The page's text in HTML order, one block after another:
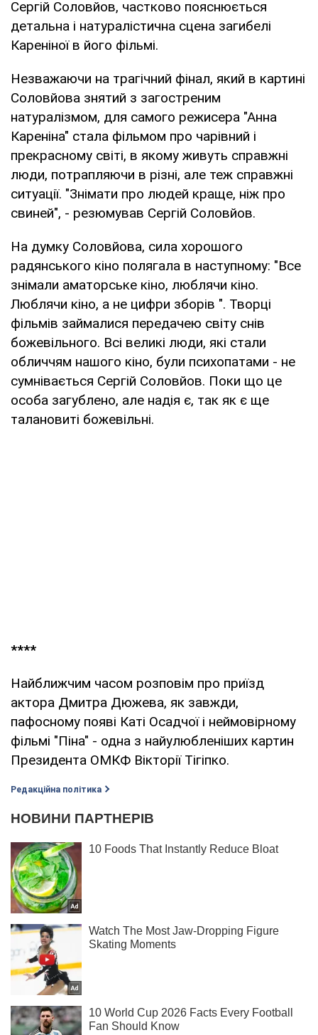
Сергій Соловйов, частково пояснюється
детальна і натуралістична сцена загибелі
Кареніної в його фільмі.
Незважаючи на трагічний фінал, який в картині
Соловйова знятий з загостреним
натуралізмом, для самого режисера "Анна
Кареніна" стала фільмом про чарівний і
прекрасному світі, в якому живуть справжні
люди, потрапляючи в різні, але теж справжні
ситуації. "Знімати про людей краще, ніж про
свиней", - резюмував Сергій Соловйов.
На думку Соловйова, сила хорошого
радянського кіно полягала в наступному: "Все
знімали аматорське кіно, люблячи кіно.
Люблячи кіно, а не цифри зборів ". Творці
фільмів займалися передачею світу снів
божевільного. Всі великі люди, які стали
обличчям нашого кіно, були психопатами - не
сумнівається Сергій Соловйов. Поки що це
особа загублено, але надія є, так як є ще
талановиті божевільні.
****
Найближчим часом розповім про приїзд
актора Дмитра Дюжева, як завжди,
пафосному появі Каті Осадчої і неймовірному
фільмі "Піна" - одна з найулюбленіших картин
Президента ОМКФ Вікторії Тігіпко.
Редакційна політика